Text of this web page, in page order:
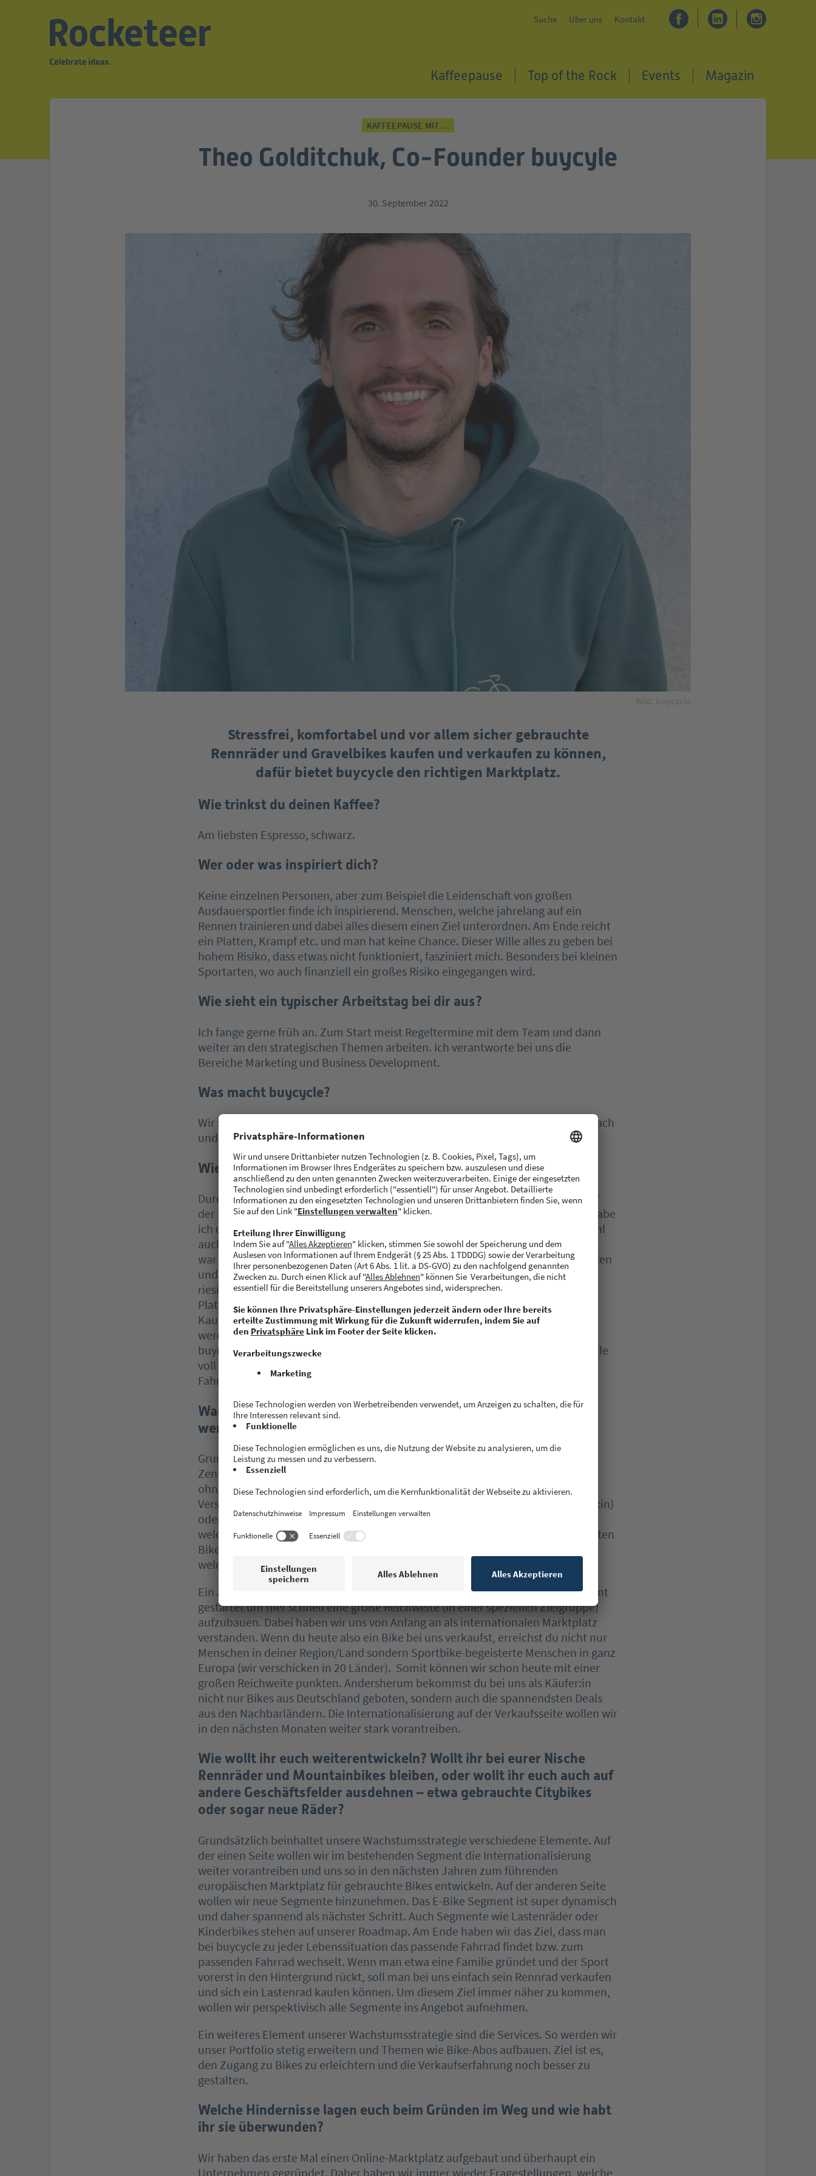
Suche Über uns Kontakt
Kaffeepause Top of the Rock Events Magazin
KAFFEEPAUSE MIT …
Theo Golditchuk, Co-Founder buycyle
30. September 2022
Stressfrei, komfortabel und vor allem sicher gebrauchte
Rennräder und Gravelbikes kaufen und verkaufen zu können,
dafür bietet buycycle den richtigen Marktplatz.
Wie trinkst du deinen Kaffee?
Am liebsten Espresso, schwarz.
Wer oder was inspiriert dich?
Keine einzelnen Personen, aber zum Beispiel die Leidenschaft von großen
Ausdauersportler finde ich inspirierend. Menschen, welche jahrelang auf ein
Rennen trainieren und dabei alles diesem einen Ziel unterordnen. Am Ende reicht
ein Platten, Krampf etc. und man hat keine Chance. Dieser Wille alles zu geben bei
hohem Risiko, dass etwas nicht funktioniert, fasziniert mich. Besonders bei kleinen
Sportarten, wo auch finanziell ein großes Risiko eingegangen wird.
Wie sieht ein typischer Arbeitstag bei dir aus?
Ich fange gerne früh an. Zum Start meist Regeltermine mit dem Team und dann
weiter an den strategischen Themen arbeiten. Ich verantworte bei uns die
Bereiche Marketing und Business Development.
Was macht buycycle?
Wir sind eine online Plattform für gebrauchte Fahrräder. Bei uns kann man einfach
und sicher sein Bike verkaufen und gebrauchte Räder kaufen.
Wie ist die Idee zu buycycle entstanden?
Durch unseren persönlichen Bedarf – nach meinem ersten Triathlon war ich auf
der Suche nach einem Rennrad. Ich wollte ein gebrauchtes Rad kaufen. Dafür habe
ich die üblichen Kleinanzeigenportale durchsucht und aus einer großen Auswahl
auch ein passendes Bike gefunden. Die Abwicklung mit dem Verkäufer aus Köln
war allerdings so kompliziert und risky, dass ich mich gegen den Kauf entschieden
und stattdessen ein neues Bike bestellt habe. Das hat mir gezeigt, dass es ein
riesiges Potential auf dem Gebrauchtfahrradmarkt gibt, jedoch die bisherigen
Plattformen nicht wirklich das Service Bedürfnis (besonders bei hohen
Kaufpreisen) erfüllen und so vorhandene Ressourcen nicht optimal genutzt
werden. Jonas und Flo haben ähnliche Erfahrungen gemacht. So ist die Idee zu
buycycle entstanden. Anfang 2021 haben wir uns dann entschlossen mit buycycle
voll zu starten und wir sind aus unseren alten Jobs raus, um den gebrauchten
Fahrradmarkt weiter zu professionalisieren.
Warum sollte ich mein Fahrrad bei Buycycle kaufen/verkaufen,
wenn es schon bekanntere Seiten gibt?
Grundsätzlich sind zwei Dinge entscheidend. Zuerst einmal stehen bei uns im
Zentrum das Produkt und die Services. Man kann bei uns also sehr einfach und
ohne Risiko ein Fahrrad verkaufen bzw. kaufen. Durch Services wie dem
Versandsupport (wir holen das Rad zu Hause ab und bringen es zum/zur Käufer:in)
oder zusätzlichen Carbon-Rahmen Scans wollen wir eine Experience schaffen,
welche begeistert. Da jeder Service auf den Handel mit hochwertigen gebrauchten
Bikes ausgelegt ist, unterscheiden wir uns stark zu allgemeinem Marktplätzen,
welche neben Büchern, Rasierern etc. auch Fahrräder listen.
Ein zweiter Punkt ist die Internationalität. Wir sind bewusst nur im Sportsegment
gestartet um hier schnell eine große Reichweite (in einer speziellen Zielgruppe)
aufzubauen. Dabei haben wir uns von Anfang an als internationalen Marktplatz
verstanden. Wenn du heute also ein Bike bei uns verkaufst, erreichst du nicht nur
Menschen in deiner Region/Land sondern Sportbike-begeisterte Menschen in ganz
Europa (wir verschicken in 20 Länder). Somit können wir schon heute mit einer
großen Reichweite punkten. Andersherum bekommst du bei uns als Käufer:in
nicht nur Bikes aus Deutschland geboten, sondern auch die spannendsten Deals
aus den Nachbarländern. Die Internationalisierung auf der Verkaufsseite wollen wir
in den nächsten Monaten weiter stark vorantreiben.
Wie wollt ihr euch weiterentwickeln? Wollt ihr bei eurer Nische
Rennräder und Mountainbikes bleiben, oder wollt ihr euch auch auf
andere Geschäftsfelder ausdehnen – etwa gebrauchte Citybikes
oder sogar neue Räder?
Grundsätzlich beinhaltet unsere Wachstumsstrategie verschiedene Elemente. Auf
der einen Seite wollen wir im bestehenden Segment die Internationalisierung
weiter vorantreiben und uns so in den nächsten Jahren zum führenden
europäischen Marktplatz für gebrauchte Bikes entwickeln. Auf der anderen Seite
wollen wir neue Segmente hinzunehmen. Das E-Bike Segment ist super dynamisch
und daher spannend als nächster Schritt. Auch Segmente wie Lastenräder oder
Kinderbikes stehen auf unserer Roadmap. Am Ende haben wir das Ziel, dass man
bei buycycle zu jeder Lebenssituation das passende Fahrrad findet bzw. zum
passenden Fahrrad wechselt. Wenn man etwa eine Familie gründet und der Sport
vorerst in den Hintergrund rückt, soll man bei uns einfach sein Rennrad verkaufen
und sich ein Lastenrad kaufen können. Um diesem Ziel immer näher zu kommen,
wollen wir perspektivisch alle Segmente ins Angebot aufnehmen.
Ein weiteres Element unserer Wachstumsstrategie sind die Services. So werden wir
unser Portfolio stetig erweitern und Themen wie Bike-Abos aufbauen. Ziel ist es,
den Zugang zu Bikes zu erleichtern und die Verkaufserfahrung noch besser zu
gestalten.
Welche Hindernisse lagen euch beim Gründen im Weg und wie habt
ihr sie überwunden?
Wir haben das erste Mal einen Online-Marktplatz aufgebaut und überhaupt ein
Unternehmen gegründet. Daher haben wir immer wieder Fragestellungen, welche